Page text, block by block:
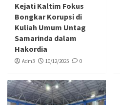
Kejati Kaltim Fokus
Bongkar Korupsi di
Kuliah Umum Untag
Samarinda dalam
Hakordia
Adm3 10/12/2025 0